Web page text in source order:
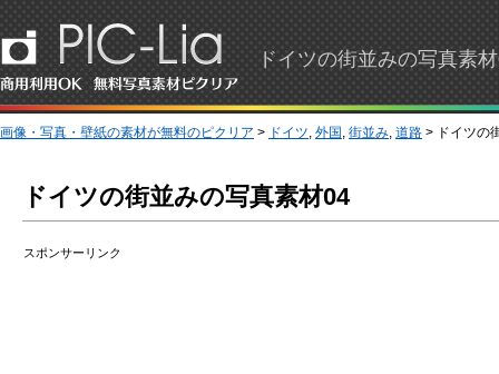
ドイツの街並みの写真素
画像・写真・壁紙の素材が無料のピクリア > ドイツ, 外国 , 街並み, 道路 > ドイツの
ドイツの街並みの写真素材04
スポンサーリンク